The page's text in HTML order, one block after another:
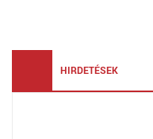
HIRDETÉSEK